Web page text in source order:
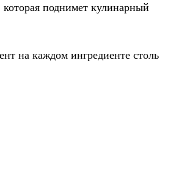
поднимет кулинарный
на каждом ингредиенте столь